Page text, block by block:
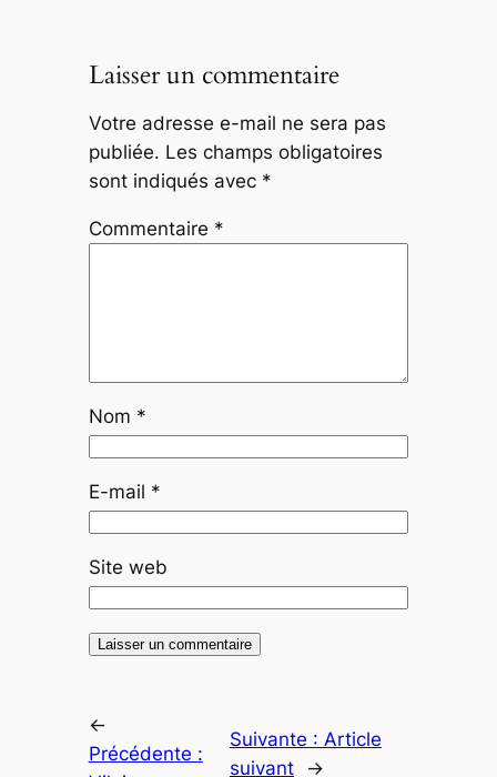
Laisser un commentaire
Votre adresse e-mail ne sera pas
publiée. Les champs obligatoires
sont indiqués avec *
Commentaire *
Nom *
E-mail *
Site web
←
Précédente :
Suivante : Article
suivant
→